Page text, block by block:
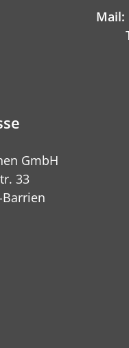
Mail:
GmbH
33
Barrien